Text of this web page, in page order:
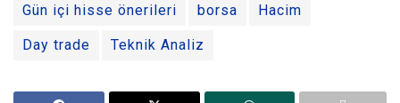
Gün içi hisse önerileri borsa Hacim
Day trade Teknik Analiz